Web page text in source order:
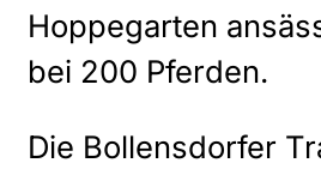
Hoppegarten
bei 200 Pferden.
Die Bollensdorfer